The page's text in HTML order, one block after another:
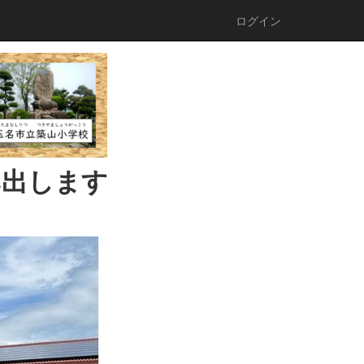
ログイン
します